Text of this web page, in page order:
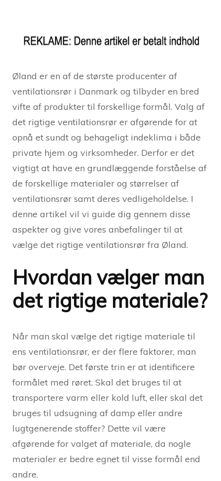
Øland er en af de største producenter af
ventilationsrør i Danmark og tilbyder en bred
vifte af produkter til forskellige formål. Valg af
det rigtige ventilationsrør er afgørende for at
opnå et sundt og behageligt indeklima i både
private hjem og virksomheder. Derfor er det
vigtigt at have en grundlæggende forståelse af
de forskellige materialer og størrelser af
ventilationsrør samt deres vedligeholdelse. I
denne artikel vil vi guide dig gennem disse
aspekter og give vores anbefalinger til at
vælge det rigtige ventilationsrør fra Øland.
Hvordan vælger man
det rigtige materiale?
Når man skal vælge det rigtige materiale til
ens ventilationsrør, er der flere faktorer, man
bør overveje. Det første trin er at identificere
formålet med røret. Skal det bruges til at
transportere varm eller kold luft, eller skal det
bruges til udsugning af damp eller andre
lugtgenerende stoffer? Dette vil være
afgørende for valget af materiale, da nogle
materialer er bedre egnet til visse formål end
andre.